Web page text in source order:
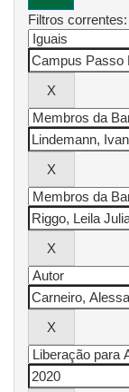
Filtros correntes: